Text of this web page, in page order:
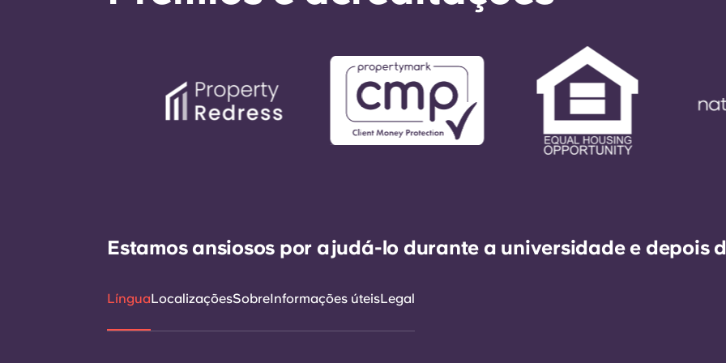
Estamos ansiosos por ajudá-lo durante a universidade e depois
LínguaLocalizaçõesSobreInformações úteisLegal